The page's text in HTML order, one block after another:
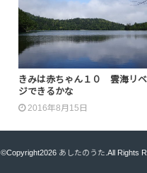
きみは赤ちゃん１０ 雲海リ
ジできるかな
2016年8月15日
©Copyright2026 あしたのうた .All Rights